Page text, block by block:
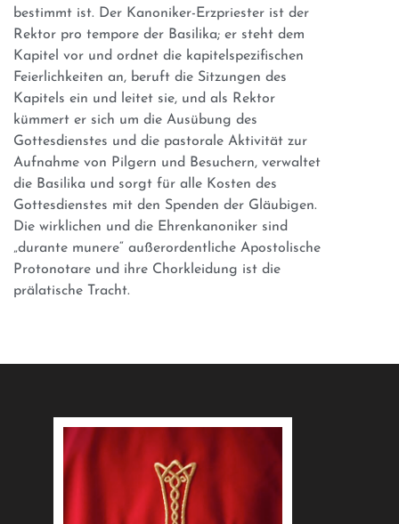
bestimmt ist. Der Kanoniker-Erzpriester ist der
Rektor pro tempore der Basilika; er steht dem
Kapitel vor und ordnet die kapitelspezifischen
Feierlichkeiten an, beruft die Sitzungen des
Kapitels ein und leitet sie, und als Rektor
kümmert er sich um die Ausübung des
Gottesdienstes und die pastorale Aktivität zur
Aufnahme von Pilgern und Besuchern, verwaltet
die Basilika und sorgt für alle Kosten des
Gottesdienstes mit den Spenden der Gläubigen.
Die wirklichen und die Ehrenkanoniker sind
„durante munere“ außerordentliche Apostolische
Protonotare und ihre Chorkleidung ist die
prälatische Tracht.